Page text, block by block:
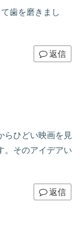
歯を磨きまし
返信
らひどい映画を見
。そのアイデアい
返信